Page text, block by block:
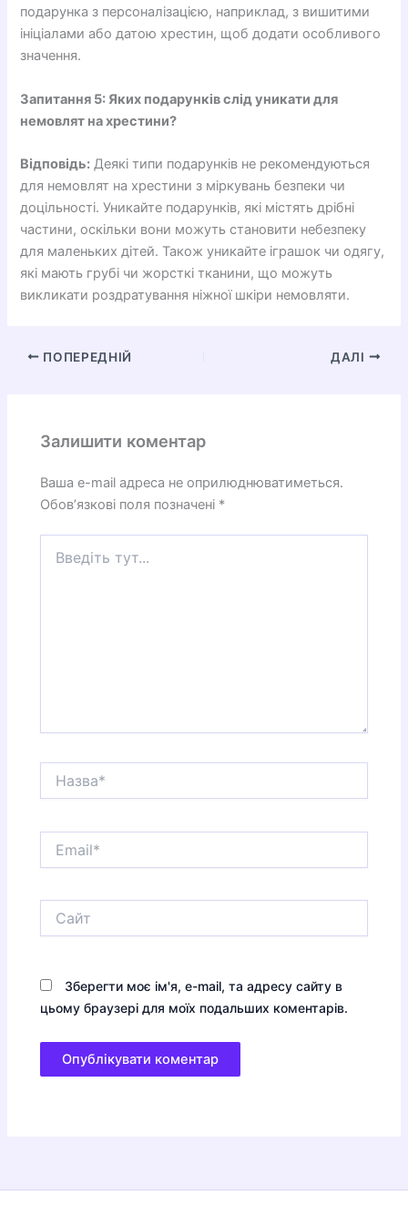
подарунка з персоналізацією, наприклад, з вишитими
ініціалами або датою хрестин, щоб додати особливого
значення.
Запитання 5: Яких подарунків слід уникати для
немовлят на хрестини?
Відповідь: Деякі типи подарунків не рекомендуються
для немовлят на хрестини з міркувань безпеки чи
доцільності. Уникайте подарунків, які містять дрібні
частини, оскільки вони можуть становити небезпеку
для маленьких дітей. Також уникайте іграшок чи одягу,
які мають грубі чи жорсткі тканини, що можуть
викликати роздратування ніжної шкіри немовляти.
ПОПЕРЕДНІЙ ДАЛІ
Залишити коментар
Ваша e-mail адреса не оприлюднюватиметься.
Обов’язкові поля позначені *
тут...
Зберегти моє ім'я, e-mail, та адресу сайту в
цьому браузері для моїх подальших коментарів.